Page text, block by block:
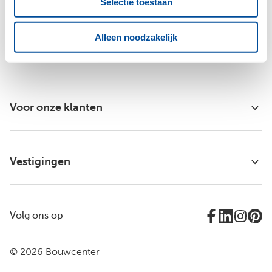
Alleen noodzakelijk
Bouwcenter Logus-De Hoop
Voor onze klanten
Vestigingen
© 2026 Bouwcenter
Volg ons op